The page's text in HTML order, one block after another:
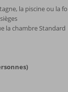
la piscine ou la
la chambre Standard